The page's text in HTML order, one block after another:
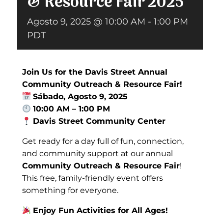
Donar
Agosto 9, 2025 @ 10:00 AM - 1:00 PM
PDT
Join Us for the Davis Street Annual
Community Outreach & Resource Fair!
Sábado, Agosto 9, 2025
10:00 AM – 1:00 PM
Davis Street Community Center
Get ready for a day full of fun, connection,
and community support at our annual
Community Outreach & Resource Fair!
This free, family-friendly event offers
something for everyone.
Enjoy Fun Activities for All Ages!